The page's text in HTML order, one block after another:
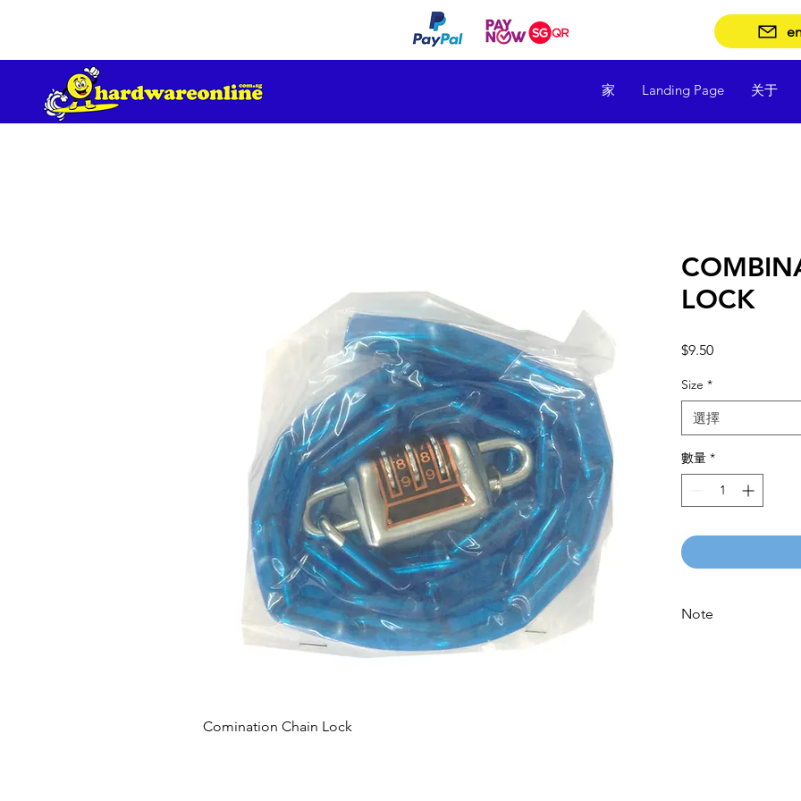
家 Landing Page 关于
Comination Chain Lock
LOCK
$9.50價
Size *
選擇
數量 *
Note